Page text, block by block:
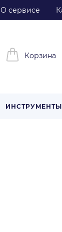
О сервисе
Корзина
ИНСТРУМЕНТЫ